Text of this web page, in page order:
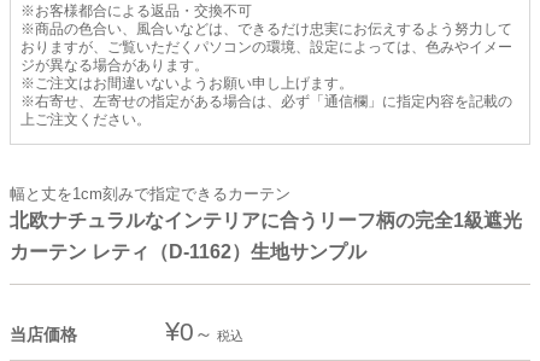
※お客様都合による返品・交換不可
※商品の色合い、風合いなどは、できるだけ忠実にお伝えするよう努力して
おりますが、ご覧いただくパソコンの環境、設定によっては、色みやイメー
ジが異なる場合があります。
※ご注文はお間違いないようお願い申し上げます。
※右寄せ、左寄せの指定がある場合は、必ず「通信欄」に指定内容を記載の
上ご注文ください。
幅と丈を1cm刻みで指定できるカーテン
北欧ナチュラルなインテリアに合うリーフ柄の完全1級遮光
カーテン レティ（D-1162）生地サンプル
当店価格 ¥0 税込